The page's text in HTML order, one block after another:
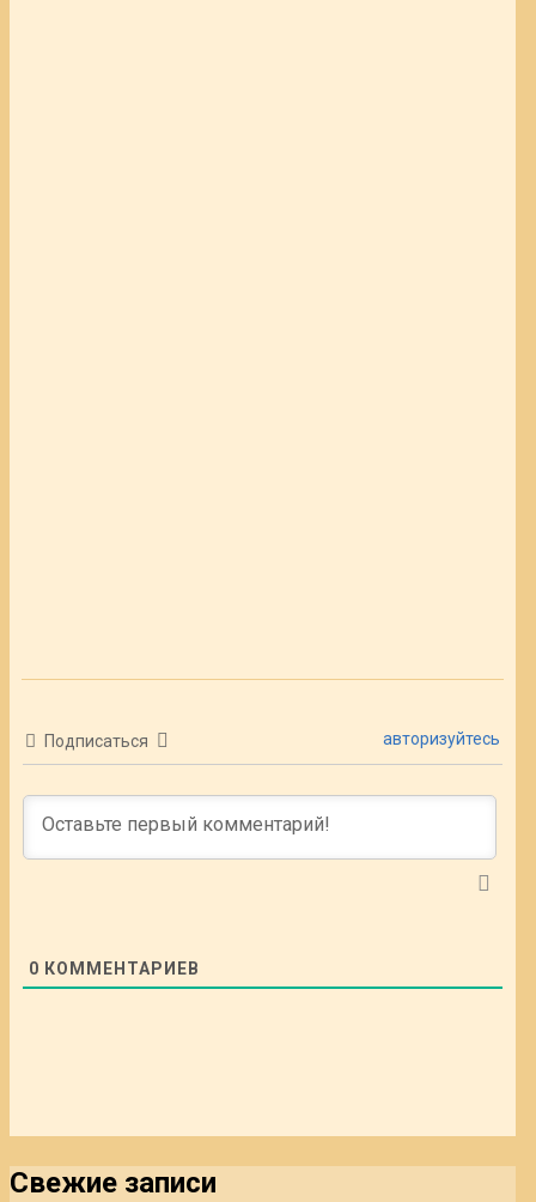
Подписаться авторизуйтесь
0 КОММЕНТАРИЕВ
Свежие записи